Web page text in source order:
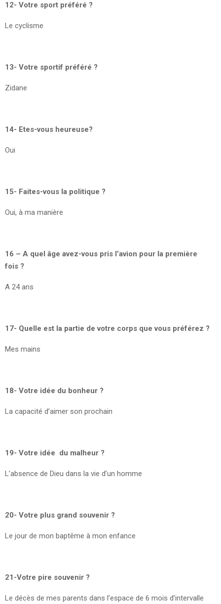
12- Votre sport préféré ?
Le cyclisme
13- Votre sportif préféré ?
Zidane
14- Etes-vous heureuse?
Oui
15- Faites-vous la politique ?
Oui, à ma manière
16 – A quel âge avez-vous pris l’avion pour la première
fois ?
A 24 ans
17- Quelle est la partie de votre corps que vous préférez ?
Mes mains
18- Votre idée du bonheur ?
La capacité d’aimer son prochain
19- Votre idée du malheur ?
L’absence de Dieu dans la vie d’un homme
20- Votre plus grand souvenir ?
Le jour de mon baptême à mon enfance
21-Votre pire souvenir ?
Le décès de mes parents dans l’espace de 6 mois d’intervalle